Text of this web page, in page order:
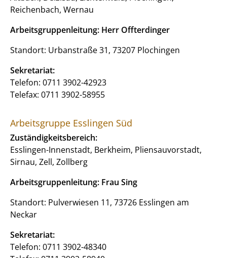
Reichenbach, Wernau
Arbeitsgruppenleitung: Herr Offterdinger
Standort: Urbanstraße 31, 73207 Plochingen
Sekretariat:
Telefon: 0711 3902-42923
Telefax: 0711 3902-58955
Arbeitsgruppe Esslingen Süd
Zuständigkeitsbereich:
Esslingen-Innenstadt, Berkheim, Pliensauvorstadt,
Sirnau, Zell, Zollberg
Arbeitsgruppenleitung: Frau Sing
Standort: Pulverwiesen 11, 73726 Esslingen am
Neckar
Sekretariat:
Telefon: 0711 3902-48340